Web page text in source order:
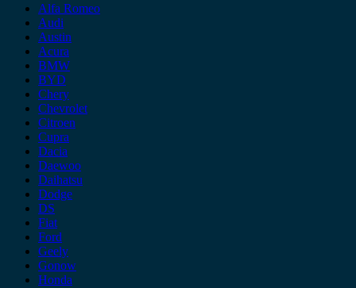
Alfa Romeo
Audi
Austin
Acura
BMW
BYD
Chery
Chevrolet
Citroen
Cupra
Dacia
Daewoo
Daihatsu
Dodge
DS
Fiat
Ford
Geely
Gonow
Honda